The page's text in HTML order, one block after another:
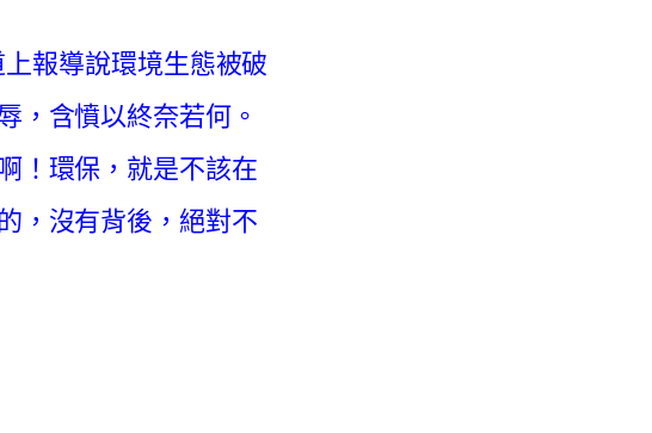
報導說環境生態被破
，含憤以終奈若何。
！環保，就是不該在
，沒有背後，絕對不